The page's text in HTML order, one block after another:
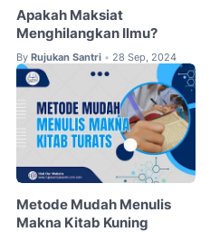
Apakah Maksiat
Menghilangkan Ilmu?
By Rujukan Santri • 28 Sep, 2024
Metode Mudah Menulis
Makna Kitab Kuning